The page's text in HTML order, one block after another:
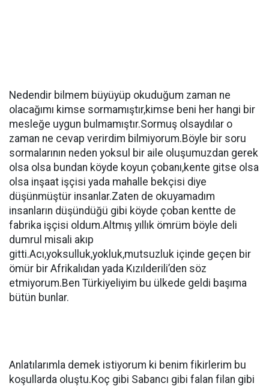
Nedendir bilmem büyüyüp okuduğum zaman ne
olacağımı kimse sormamıştır,kimse beni her hangi bir
mesleğe uygun bulmamıştır.Sormuş olsaydılar o
zaman ne cevap verirdim bilmiyorum.Böyle bir soru
sormalarının neden yoksul bir aile oluşumuzdan gerek
olsa olsa bundan köyde koyun çobanı,kente gitse olsa
olsa inşaat işçisi yada mahalle bekçisi diye
düşünmüştür insanlar.Zaten de okuyamadım
insanların düşündüğü gibi köyde çoban kentte de
fabrika işçisi oldum.Altmış yıllık ömrüm böyle deli
dumrul misali akıp
gitti.Acı,yoksulluk,yokluk,mutsuzluk içinde geçen bir
ömür bir Afrikalıdan yada Kızılderili’den söz
etmiyorum.Ben Türkiyeliyim bu ülkede geldi başıma
bütün bunlar.
Anlatılarımla demek istiyorum ki benim fikirlerim bu
koşullarda oluştu.Koç gibi Sabancı gibi falan filan gibi